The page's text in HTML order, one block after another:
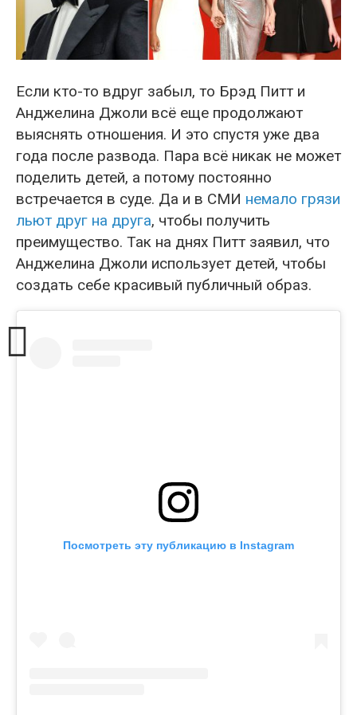
Если кто-то вдруг забыл, то Брэд Питт и
Анджелина Джоли всё еще продолжают
выяснять отношения. И это спустя уже два
года после развода. Пара всё никак не может
поделить детей, а потому постоянно
встречается в суде. Да и в СМИ немало грязи
льют друг на друга, чтобы получить
преимущество. Так на днях Питт заявил, что
Анджелина Джоли использует детей, чтобы
создать себе красивый публичный образ.
Посмотреть эту публикацию в Instagram